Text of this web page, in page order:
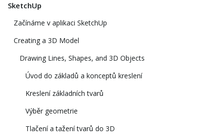
SketchUp
Začínáme v aplikaci SketchUp
Creating a 3D Model
Drawing Lines, Shapes, and 3D Objects
Úvod do základů a konceptů kreslení
Kreslení základních tvarů
Výběr geometrie
Tlačení a tažení tvarů do 3D